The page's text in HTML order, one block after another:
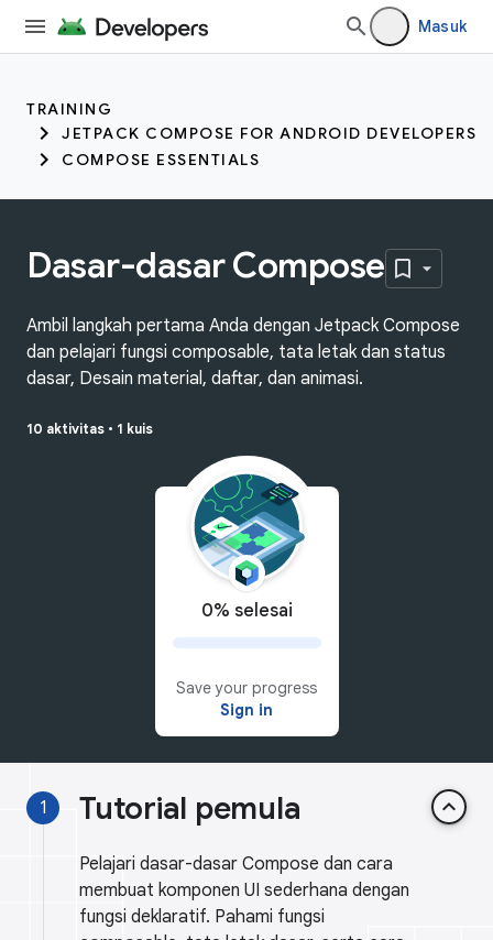
Masuk
TRAINING
JETPACK COMPOSE FOR ANDROID DEVELOPERS
COMPOSE ESSENTIALS
Dasar-dasar Compose
Ambil langkah pertama Anda dengan Jetpack Compose
dan pelajari fungsi composable, tata letak dan status
dasar, Desain material, daftar, dan animasi.
10 aktivitas • 1 kuis
0% selesai
Save your progress
Sign in
1 Tutorial pemula keyboard_arrow_up
Pelajari dasar-dasar Compose dan cara
membuat komponen UI sederhana dengan
fungsi deklaratif. Pahami fungsi